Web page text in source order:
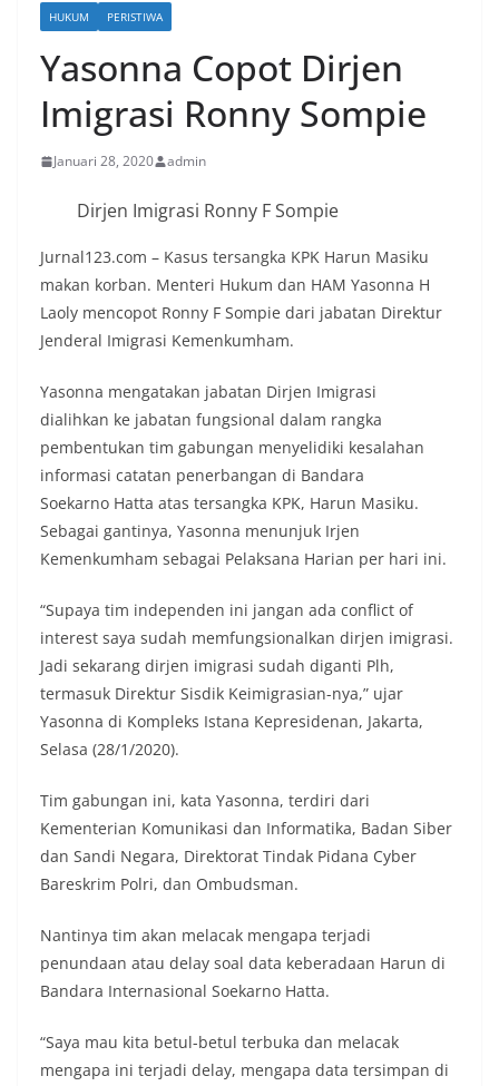
HUKUM PERISTIWA
Yasonna Copot Dirjen
Imigrasi Ronny Sompie
Januari 28, 2020 admin
Dirjen Imigrasi Ronny F Sompie
Jurnal123.com – Kasus tersangka KPK Harun Masiku
makan korban. Menteri Hukum dan HAM Yasonna H
Laoly mencopot Ronny F Sompie dari jabatan Direktur
Jenderal Imigrasi Kemenkumham.
Yasonna mengatakan jabatan Dirjen Imigrasi
dialihkan ke jabatan fungsional dalam rangka
pembentukan tim gabungan menyelidiki kesalahan
informasi catatan penerbangan di Bandara
Soekarno Hatta atas tersangka KPK, Harun Masiku.
Sebagai gantinya, Yasonna menunjuk Irjen
Kemenkumham sebagai Pelaksana Harian per hari ini.
“Supaya tim independen ini jangan ada conflict of
interest saya sudah memfungsionalkan dirjen imigrasi.
Jadi sekarang dirjen imigrasi sudah diganti Plh,
termasuk Direktur Sisdik Keimigrasian-nya,” ujar
Yasonna di Kompleks Istana Kepresidenan, Jakarta,
Selasa (28/1/2020).
Tim gabungan ini, kata Yasonna, terdiri dari
Kementerian Komunikasi dan Informatika, Badan Siber
dan Sandi Negara, Direktorat Tindak Pidana Cyber
Bareskrim Polri, dan Ombudsman.
Nantinya tim akan melacak mengapa terjadi
penundaan atau delay soal data keberadaan Harun di
Bandara Internasional Soekarno Hatta.
“Saya mau kita betul-betul terbuka dan melacak
mengapa ini terjadi delay, mengapa data tersimpan di